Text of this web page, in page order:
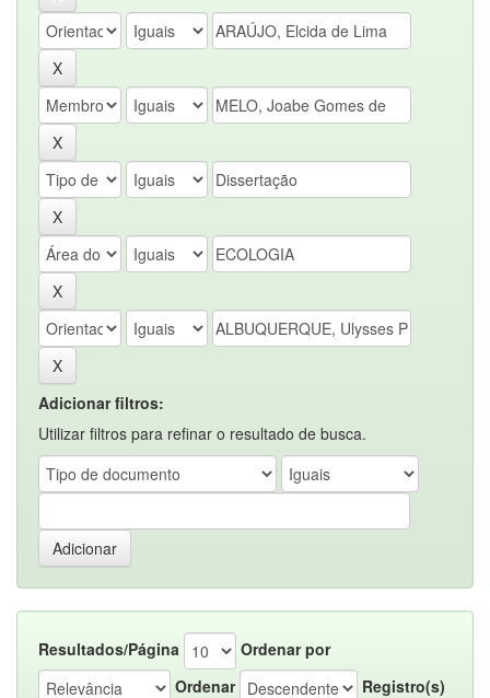
Adicionar filtros:
Utilizar filtros para refinar o resultado de busca.
Resultados/Página
Ordenar por
Ordenar
Registro(s)